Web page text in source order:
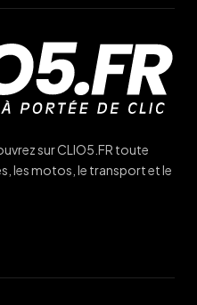
sur CLIO5.FR toute
les motos, le transport et le